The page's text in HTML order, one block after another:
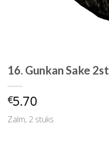
16. Gunkan Sake 2st
€5.70
Zalm, 2 stuks